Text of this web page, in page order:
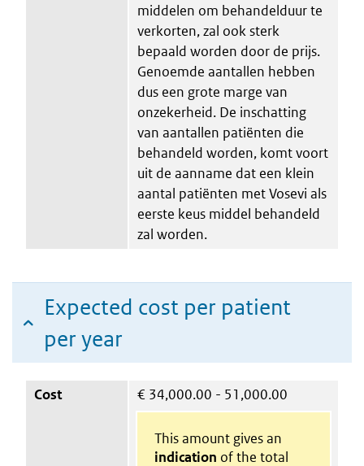
middelen om behandelduur te
verkorten, zal ook sterk
bepaald worden door de prijs.
Genoemde aantallen hebben
dus een grote marge van
onzekerheid. De inschatting
van aantallen patiënten die
behandeld worden, komt voort
uit de aanname dat een klein
aantal patiënten met Vosevi als
eerste keus middel behandeld
zal worden.
Expected cost per patient
per year
Cost € 34,000.00 - 51,000.00
This amount gives an
indication of the total